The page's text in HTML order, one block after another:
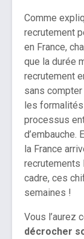
Comme
recrutement
en France,
que la durée
recrutement
sans
les formalités
processus
d’embauche.
la France
recrutements
cadre, ces
semaines !
Vous l’aurez
décrocher